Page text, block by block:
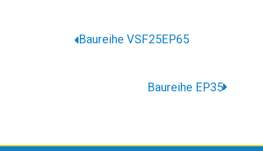
Baureihe VSF25EP65
Baureihe EP35